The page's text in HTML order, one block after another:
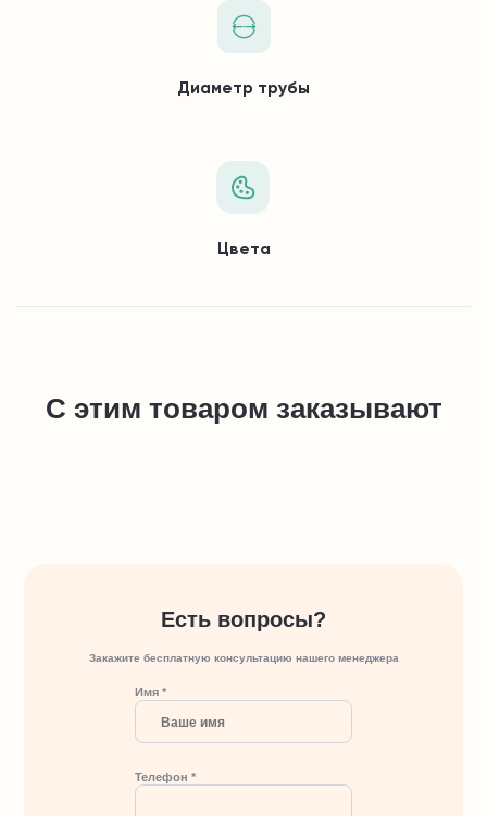
Диаметр трубы
Цвета
С этим товаром заказывают
Есть вопросы?
Закажите бесплатную консультацию нашего менеджера
Имя *
Телефон *